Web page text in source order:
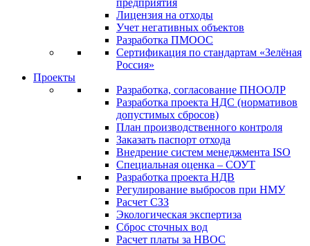
Лицензия на отходы
Учет негативных объектов
Разработка ПМООС
Сертификация по стандартам «Зелёная
Россия»
Проекты
Разработка, согласование ПНООЛР
Разработка проекта НДС (нормативов
допустимых сбросов)
План производственного контроля
Заказать паспорт отхода
Внедрение систем менеджмента ISO
Специальная оценка – СОУТ
Разработка проекта НДВ
Регулирование выбросов при НМУ
Расчет СЗЗ
Экологическая экспертиза
Сброс сточных вод
Расчет платы за НВОС